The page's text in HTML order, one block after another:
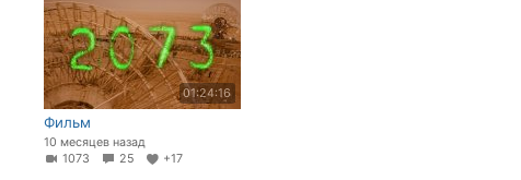
01:24:16
Фильм
10 месяцев назад
1073
25 +17